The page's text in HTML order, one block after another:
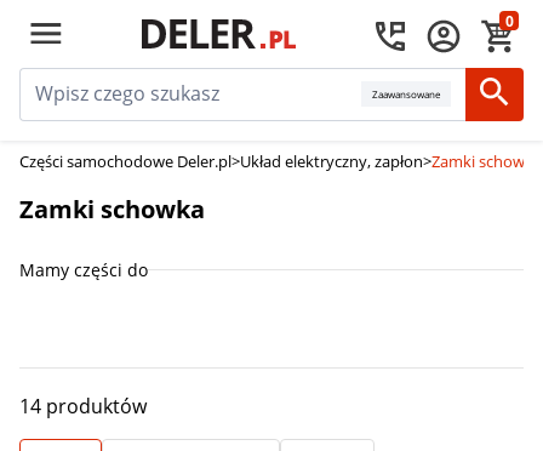
0
Zaawansowane
Części samochodowe Deler.pl>Układ elektryczny, zapłon>Zamki schowka
Zamki schowka
Mamy części do
14 produktów